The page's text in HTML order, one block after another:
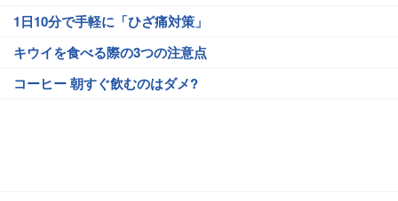
1日10分で手軽に「ひざ痛対策」
キウイを食べる際の3つの注意点
コーヒー 朝すぐ飲むのはダメ?